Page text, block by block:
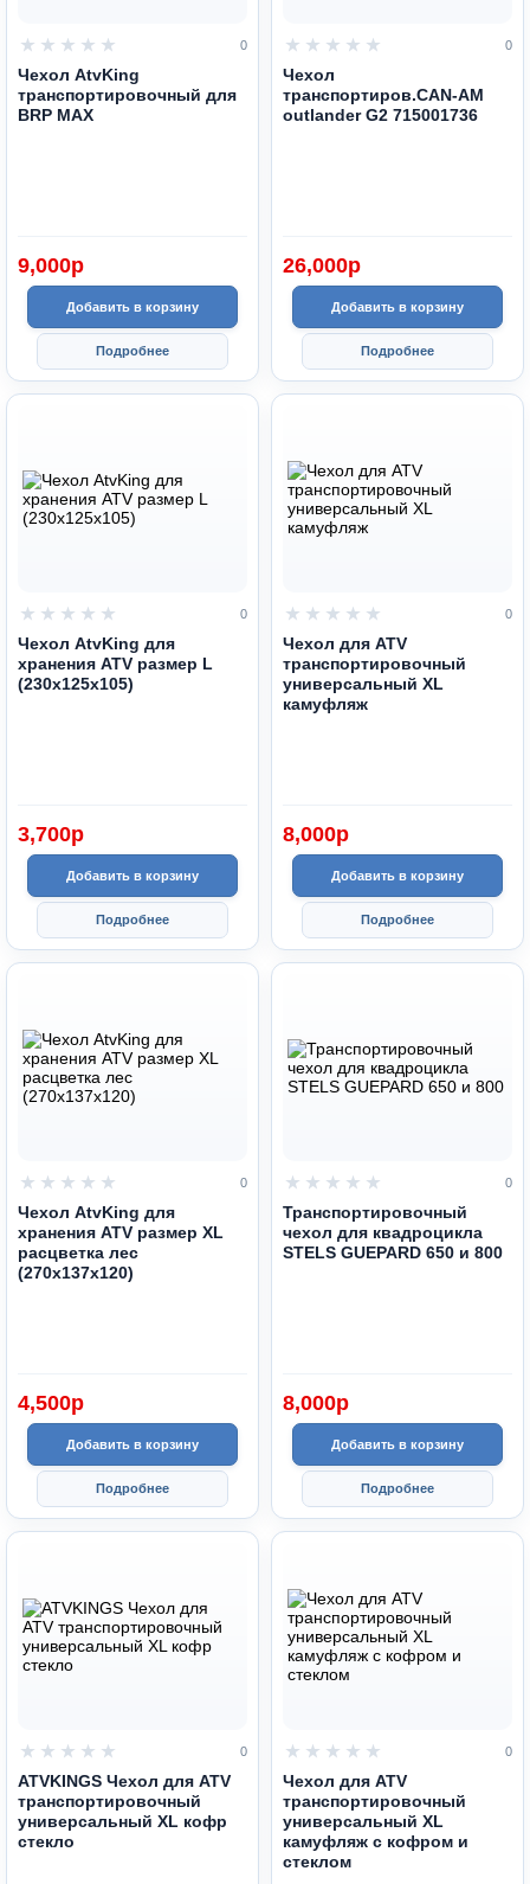
0
Чехол AtvKing
транспортировочный для
BRP MAX
Добавить в корзину
9,000p
Подробнее
0
Чехол
транспортиров.CAN-AM
outlander G2 715001736
Добавить в корзину
26,000p
Подробнее
0
Чехол AtvKing для
хранения ATV размер L
(230х125х105)
Добавить в корзину
3,700p
Подробнее
0
Чехол для ATV
транспортировочный
универсальный XL
камуфляж
Добавить в корзину
8,000p
Подробнее
0
Чехол AtvKing для
хранения ATV размер XL
расцветка лес
(270х137х120)
Добавить в корзину
4,500p
Подробнее
0
Транспортировочный
чехол для квадроцикла
STELS GUEPARD 650 и 800
Добавить в корзину
8,000p
Подробнее
0
ATVKINGS Чехол для ATV
транспортировочный
универсальный XL кофр
стекло
0
Чехол для ATV
транспортировочный
универсальный XL
камуфляж с кофром и
стеклом